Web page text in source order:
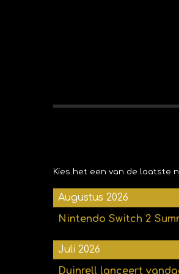
Kies het een van de laatste
Augustus 2026
Nintendo Switch 2
Juli 2026
Duinrell lanceert